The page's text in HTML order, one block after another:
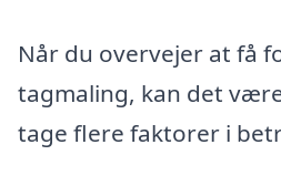
Når du overvejer at få
tagmaling, kan det
tage flere faktorer i